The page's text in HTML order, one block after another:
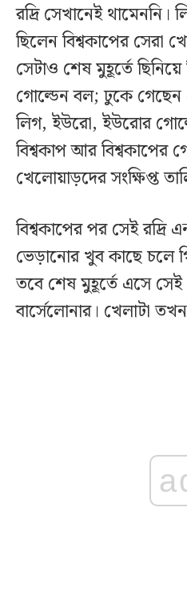
রদ্রি সেখানেই থামেননি।
ছিলেন বিশ্বকাপের সেরা
সেটাও শেষ মুহূর্তে
গোল্ডেন বল; ঢুকে গেছেন
লিগ, ইউরো, ইউরোর
বিশ্বকাপ আর বিশ্বকাপের
খেলোয়াড়দের সংক্ষিপ্ত
বিশ্বকাপের পর সেই রদ্রি
ভেড়ানোর খুব কাছে চলে
তবে শেষ মুহূর্তে এসে
বার্সেলোনার। খেলাটা